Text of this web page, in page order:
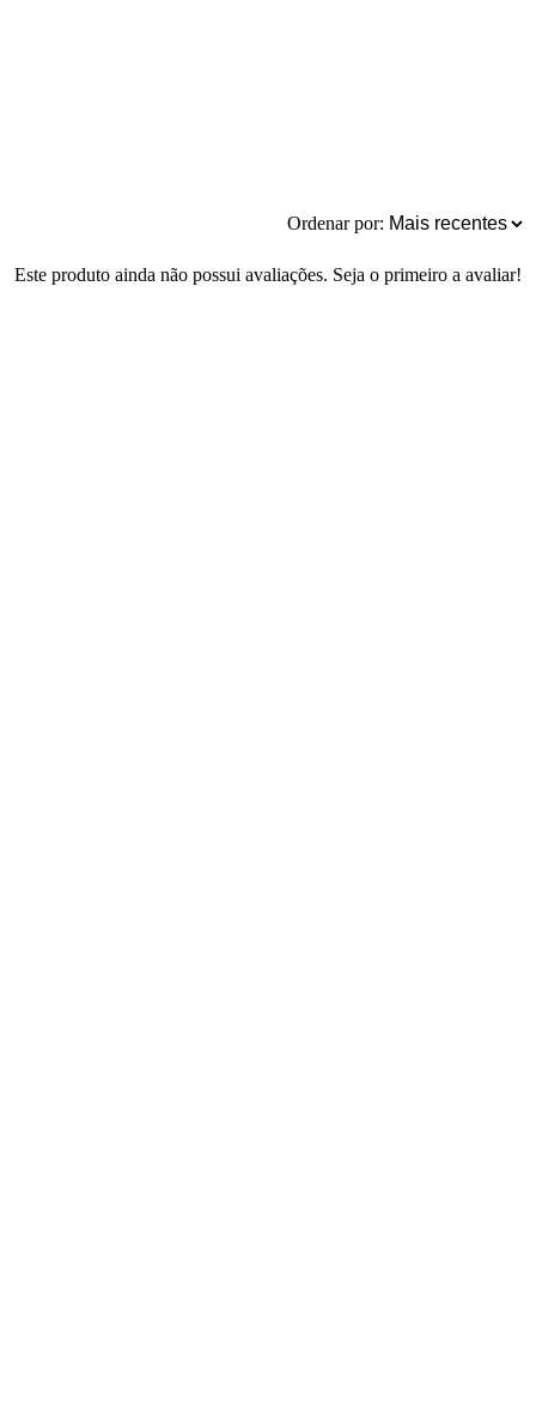
Ordenar por:
Este produto ainda não possui avaliações. Seja o primeiro a avaliar!